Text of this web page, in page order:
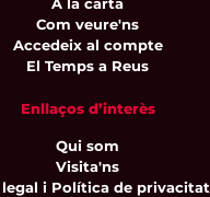
A la carta
Com veure'ns
Accedeix al compte
El Temps a Reus
Enllaços d’interès
Qui som
Visita'ns
legal i Política de privacitat